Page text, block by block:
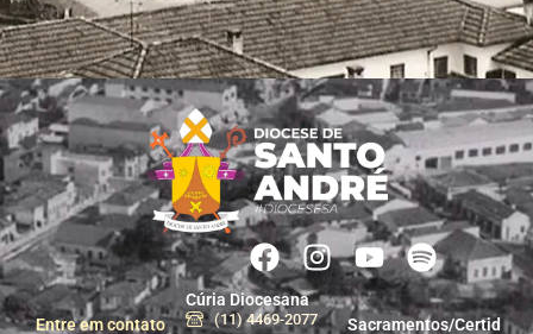
Entre em contato
Cúria Diocesana
(11) 4469-2077
Sacramentos/Certid